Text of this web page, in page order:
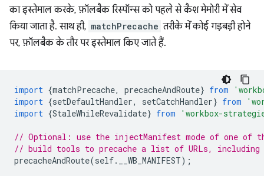
का इस्तेमाल करके, फ़ॉलबैक रिस्पॉन्स को पहले से कैश मेमोरी में सेव
किया जाता है. साथ ही, matchPrecache तरीके में कोई गड़बड़ी होने
पर, फ़ॉलबैक के तौर पर इस्तेमाल किए जाते हैं.
import {matchPrecache, precacheAndRoute} from
import {setDefaultHandler, setCatchHandler} from
import {StaleWhileRevalidate} from 'workbox-
// Optional: use the injectManifest mode of one of
// build tools to precache a list of URLs, including
precacheAndRoute(self. __WB_MANIFEST);